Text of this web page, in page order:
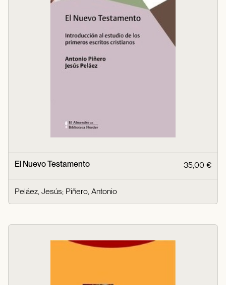
El Nuevo Testamento 35,00 €
Peláez, Jesús; Piñero, Antonio